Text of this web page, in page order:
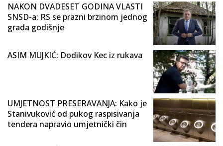
NAKON DVADESET GODINA VLASTI
SNSD-a: RS se prazni brzinom jednog
grada godišnje
ASIM MUJKIĆ: Dodikov Kec iz rukava
UMJETNOST PRESERAVANJA: Kako je
Stanivuković od pukog raspisivanja
tendera napravio umjetnički čin